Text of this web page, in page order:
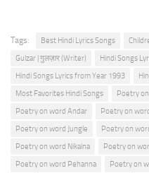
Tags: Best Hindi Lyrics Songs
Gulzar | गुलज़ार (Writer)
Hindi Songs
Hindi Songs Lyrics from Year 1993
Most Favorites Hindi Songs
Poetry
Poetry on word Andar
Poetry on
Poetry on word Jungle
Poetry on
Poetry on word Nikalna
Poetry on
Poetry on word Pehanna
Poetry on